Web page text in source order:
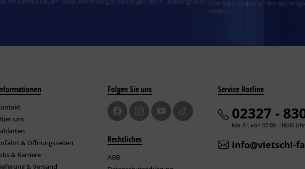
Eine Barauszahlung oder
möglich.
uns
& Öffnungszeiten
& Karriere
& Versand
Folgen Sie uns
Rechtliches
AGB
Service Hotline
02327 -
Mo-Fr. von 07:00 - 18:00
info@vietschi-